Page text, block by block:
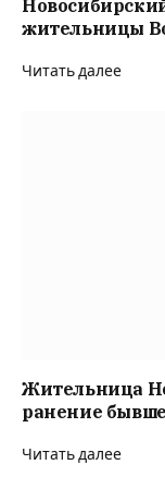
жительницы
Читать далее
Жительница
ранение
Читать далее